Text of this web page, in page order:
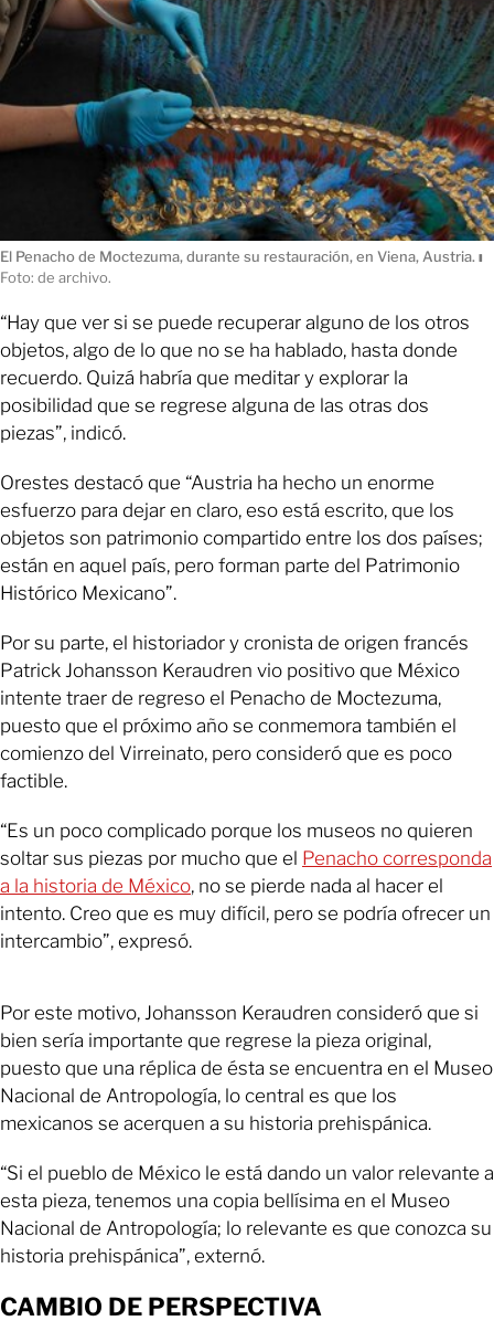
El Penacho de Moctezuma, durante su restauración, en Viena, Austria.ı
Foto: de archivo.
“Hay que ver si se puede recuperar alguno de los otros
objetos, algo de lo que no se ha hablado, hasta donde
recuerdo. Quizá habría que meditar y explorar la
posibilidad que se regrese alguna de las otras dos
piezas”, indicó.
Orestes destacó que “Austria ha hecho un enorme
esfuerzo para dejar en claro, eso está escrito, que los
objetos son patrimonio compartido entre los dos países;
están en aquel país, pero forman parte del Patrimonio
Histórico Mexicano”.
Por su parte, el historiador y cronista de origen francés
Patrick Johansson Keraudren vio positivo que México
intente traer de regreso el Penacho de Moctezuma,
puesto que el próximo año se conmemora también el
comienzo del Virreinato, pero consideró que es poco
factible.
“Es un poco complicado porque los museos no quieren
soltar sus piezas por mucho que el Penacho corresponda
a la historia de México, no se pierde nada al hacer el
intento. Creo que es muy difícil, pero se podría ofrecer un
intercambio”, expresó.
Por este motivo, Johansson Keraudren consideró que si
bien sería importante que regrese la pieza original,
puesto que una réplica de ésta se encuentra en el Museo
Nacional de Antropología, lo central es que los
mexicanos se acerquen a su historia prehispánica.
“Si el pueblo de México le está dando un valor relevante a
esta pieza, tenemos una copia bellísima en el Museo
Nacional de Antropología; lo relevante es que conozca su
historia prehispánica”, externó.
CAMBIO DE PERSPECTIVA